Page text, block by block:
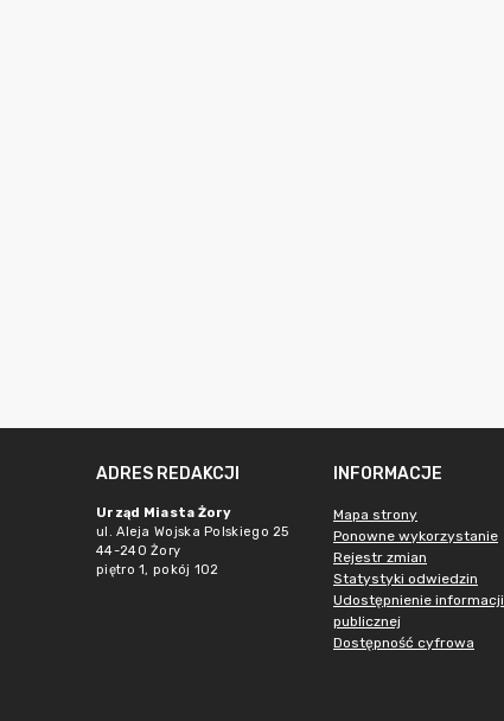
ADRES REDAKCJI
Urząd Miasta Żory
ul. Aleja Wojska Polskiego 25
44-240 Żory
piętro 1, pokój 102
INFORMACJE
Mapa strony
Ponowne wykorzystanie
Rejestr zmian
Statystyki odwiedzin
Udostępnienie informacji
publicznej
Dostępność cyfrowa